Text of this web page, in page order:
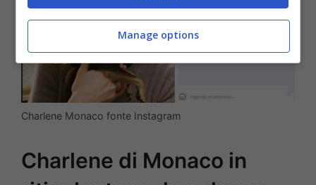
Charlene Monaco fonte Instagram
Charlene di Monaco in
Manage options